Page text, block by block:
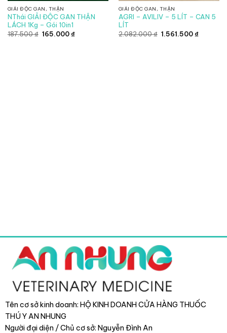
GIẢI ĐỘC GAN, THẬN
NThái GIẢI ĐỘC GAN THẬN
LÁCH 1Kg – Gói 10in1
187.500₫ Giá
165.000₫Giá
GIẢI ĐỘC GAN, THẬN
AGRI – AVILIV – 5 LÍT – CAN 5
LÍT
2.082.000₫ Giá
1.561.500₫Giá
Tên cơ sở kinh doanh: HỘ KINH DOANH CỬA HÀNG THUỐC
THÚ Y AN NHUNG
Người đại diện / Chủ cơ sở: Nguyễn Đình An